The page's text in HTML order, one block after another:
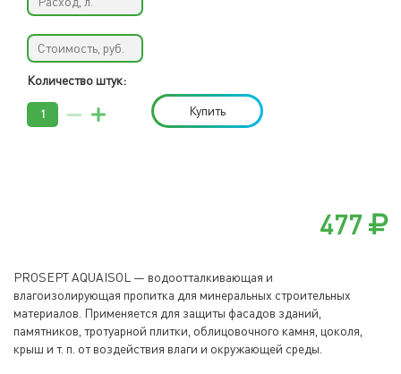
Количество штук:
Купить
477
PROSEPT AQUAISOL — водоотталкивающая и
влагоизолирующая пропитка для минеральных строительных
материалов. Применяется для защиты фасадов зданий,
памятников, тротуарной плитки, облицовочного камня, цоколя,
крыш и т. п. от воздействия влаги и окружающей среды.